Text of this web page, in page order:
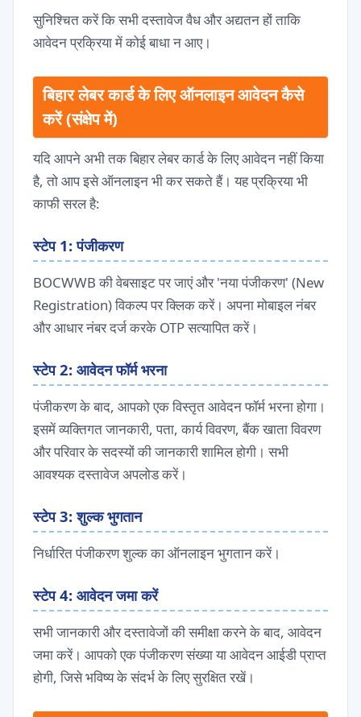
सुनिश्चित करें कि सभी दस्तावेज वैध और अद्यतन हों ताकि
आवेदन प्रक्रिया में कोई बाधा न आए।
बिहार लेबर कार्ड के लिए ऑनलाइन आवेदन कैसे
करें (संक्षेप में)
यदि आपने अभी तक बिहार लेबर कार्ड के लिए आवेदन नहीं किया
है, तो आप इसे ऑनलाइन भी कर सकते हैं। यह प्रक्रिया भी
काफी सरल है:
स्टेप 1: पंजीकरण
BOCWWB की वेबसाइट पर जाएं और 'नया पंजीकरण' (New
Registration) विकल्प पर क्लिक करें। अपना मोबाइल नंबर
और आधार नंबर दर्ज करके OTP सत्यापित करें।
स्टेप 2: आवेदन फॉर्म भरना
पंजीकरण के बाद, आपको एक विस्तृत आवेदन फॉर्म भरना होगा।
इसमें व्यक्तिगत जानकारी, पता, कार्य विवरण, बैंक खाता विवरण
और परिवार के सदस्यों की जानकारी शामिल होगी। सभी
आवश्यक दस्तावेज अपलोड करें।
स्टेप 3: शुल्क भुगतान
निर्धारित पंजीकरण शुल्क का ऑनलाइन भुगतान करें।
स्टेप 4: आवेदन जमा करें
सभी जानकारी और दस्तावेजों की समीक्षा करने के बाद, आवेदन
जमा करें। आपको एक पंजीकरण संख्या या आवेदन आईडी प्राप्त
होगी, जिसे भविष्य के संदर्भ के लिए सुरक्षित रखें।